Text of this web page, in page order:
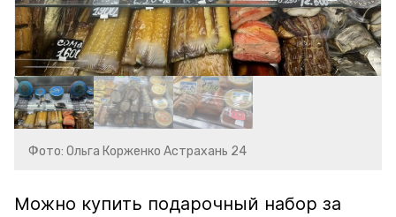
Фото: Ольга Корженко Астрахань 24
Можно купить подарочный набор за